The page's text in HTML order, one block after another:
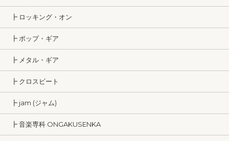
┣ ロッキング・オン
┣ ポップ・ギア
┣ メタル・ギア
┣ クロスビート
┣ jam (ジャム)
┣ 音楽専科 ONGAKUSENKA